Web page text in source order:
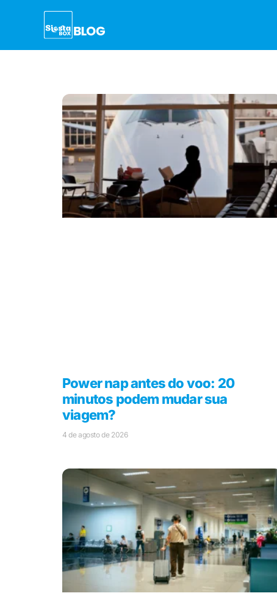
Power nap antes do voo: 20
minutos podem mudar sua
viagem?
4 de agosto de 2026